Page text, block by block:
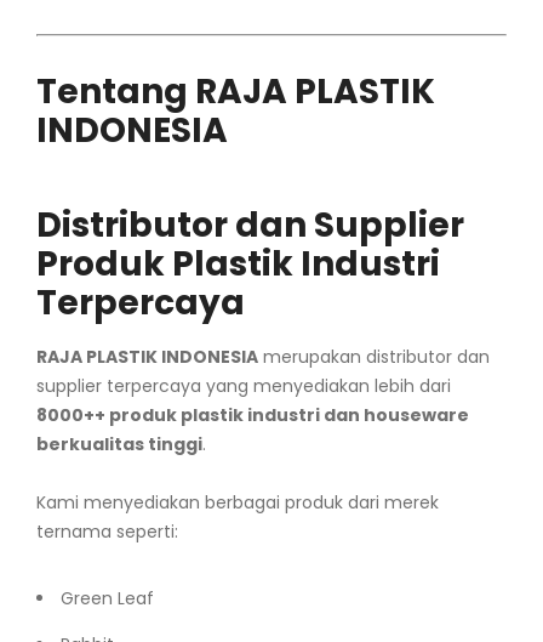
Tentang RAJA PLASTIK
INDONESIA
Distributor dan Supplier
Produk Plastik Industri
Terpercaya
RAJA PLASTIK INDONESIA merupakan distributor dan
supplier terpercaya yang menyediakan lebih dari
8000++ produk plastik industri dan houseware
berkualitas tinggi.
Kami menyediakan berbagai produk dari merek
ternama seperti:
Green Leaf